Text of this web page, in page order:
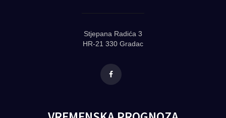
Stjepana Radića 3
HR-21 330 Gradac
Facebook